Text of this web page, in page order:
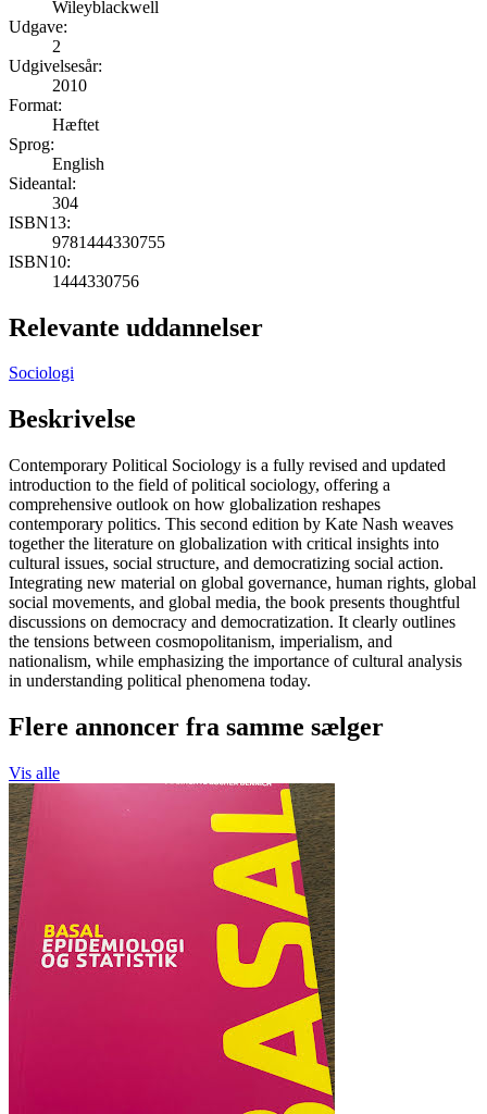
Wileyblackwell
Udgave:
2
Udgivelsesår:
2010
Format:
Hæftet
Sprog:
English
Sideantal:
304
ISBN13:
9781444330755
ISBN10:
1444330756
Relevante uddannelser
Sociologi
Beskrivelse
Contemporary Political Sociology is a fully revised and updated
introduction to the field of political sociology, offering a
comprehensive outlook on how globalization reshapes
contemporary politics. This second edition by Kate Nash weaves
together the literature on globalization with critical insights into
cultural issues, social structure, and democratizing social action.
Integrating new material on global governance, human rights, global
social movements, and global media, the book presents thoughtful
discussions on democracy and democratization. It clearly outlines
the tensions between cosmopolitanism, imperialism, and
nationalism, while emphasizing the importance of cultural analysis
in understanding political phenomena today.
Flere annoncer fra samme sælger
Vis alle